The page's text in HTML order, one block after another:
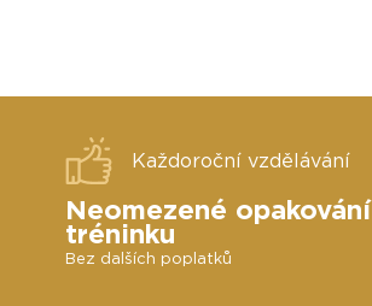
Každoroční vzdělávání
Neomezené opakování
tréninku
Bez dalších poplatků